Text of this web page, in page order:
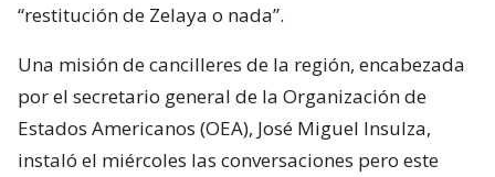
“restitución de Zelaya o nada”.
Una misión de cancilleres de la región, encabezada
por el secretario general de la Organización de
Estados Americanos (OEA), José Miguel Insulza,
instaló el miércoles las conversaciones pero este